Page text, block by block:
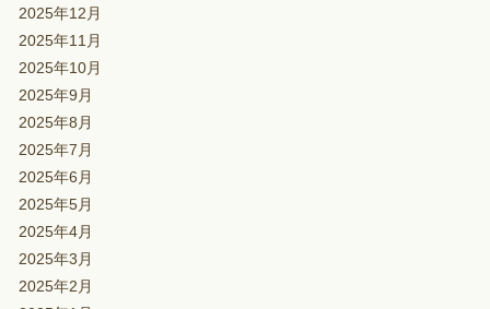
2025年12月
2025年11月
2025年10月
2025年9月
2025年8月
2025年7月
2025年6月
2025年5月
2025年4月
2025年3月
2025年2月